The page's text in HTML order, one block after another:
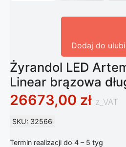
Dodaj do
Żyrandol LED
Linear brązowa
26673,00 zł z_VAT
SKU: 32566
Termin realizacji do 4 – 5 tyg